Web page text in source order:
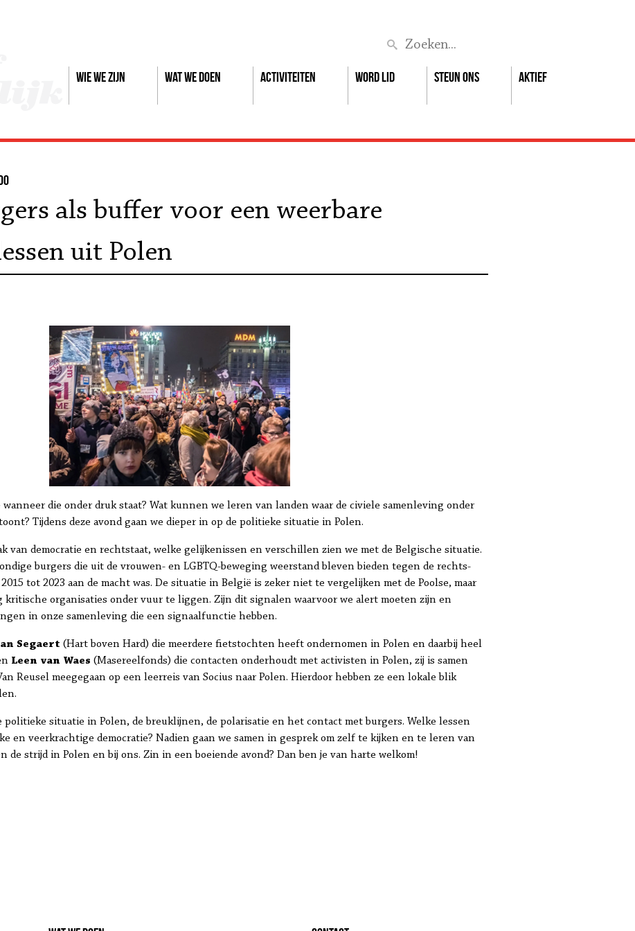
Wie we zijn Wat we doen Activiteiten Word lid Steun ons Aktief
als buffer voor een weerbare
uit Polen
wanneer die onder druk staat? Wat kunnen we leren van landen waar de civiele samenleving onder
Tijdens deze avond gaan we dieper in op de politieke situatie in Polen.
van democratie en rechtstaat, welke gelijkenissen en verschillen zien we met de Belgische situatie.
burgers die uit de vrouwen- en LGBTQ-beweging weerstand bleven bieden tegen de rechts-
tot 2023 aan de macht was. De situatie in België is zeker niet te vergelijken met de Poolse, maar
kritische organisaties onder vuur te liggen. Zijn dit signalen waarvoor we alert moeten zijn en
in onze samenleving die een signaalfunctie hebben.
Segaert (Hart boven Hard) die meerdere fietstochten heeft ondernomen in Polen en daarbij heel
Leen van Waes (Masereelfonds) die contacten onderhoudt met activisten in Polen, zij is samen
Reusel meegegaan op een leerreis van Socius naar Polen. Hierdoor hebben ze een lokale blik
situatie in Polen, de breuklijnen, de polarisatie en het contact met burgers. Welke lessen
en veerkrachtige democratie? Nadien gaan we samen in gesprek om zelf te kijken en te leren van
de strijd in Polen en bij ons. Zin in een boeiende avond? Dan ben je van harte welkom!